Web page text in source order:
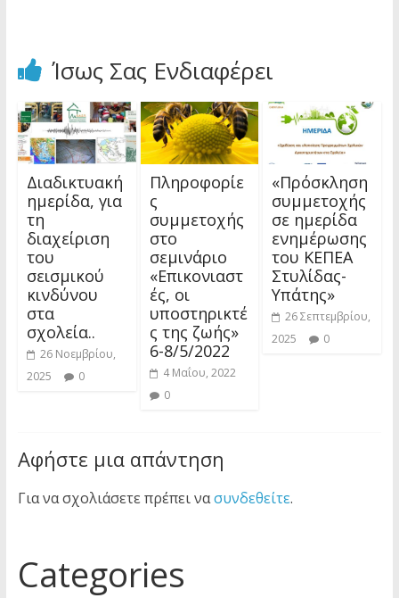
Ίσως Σας Ενδιαφέρει
Διαδικτυακή
ημερίδα, για
τη
διαχείριση
του
σεισμικού
κινδύνου
στα
σχολεία..
26 Νοεμβρίου,
2025
0
Πληροφορίε
ς
συμμετοχής
στο
σεμινάριο
«Επικονιαστ
ές, οι
υποστηρικτέ
ς της ζωής»
6-8/5/2022
4 Μαΐου, 2022
0
«Πρόσκληση
συμμετοχής
σε ημερίδα
ενημέρωσης
του ΚΕΠΕΑ
Στυλίδας-
Υπάτης»
26 Σεπτεμβρίου,
2025
0
Αφήστε μια απάντηση
Για να σχολιάσετε πρέπει νασυνδεθείτε.
Categories